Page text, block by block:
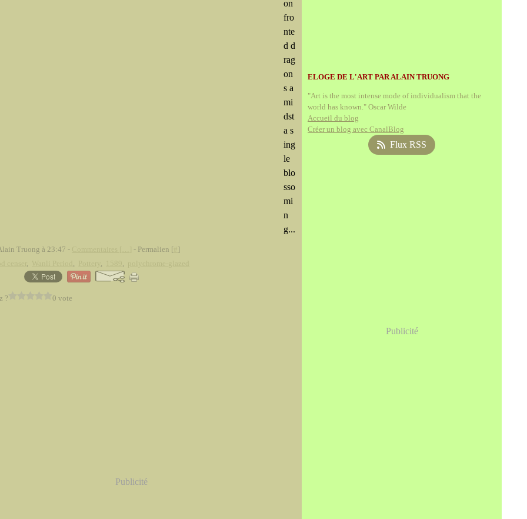
on
fro
nte
d d
rag
on
s a
mi
dst
a s
ing
le
blo
sso
mi
n
g...
Truong à 23:47 - - Permalien [ ]
, , , ,
? 0 vote
Publicité
ELOGE DE L'ART PAR ALAIN TRUONG
"Art is the most intense mode of individualism that the
world has known." Oscar Wilde
Accueil du blog
Créer un blog avec CanalBlog
Flux RSS
Publicité